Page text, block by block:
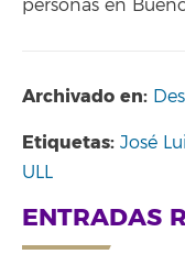
personas en
Archivado en:
Etiquetas: José
ULL
ENTRADAS